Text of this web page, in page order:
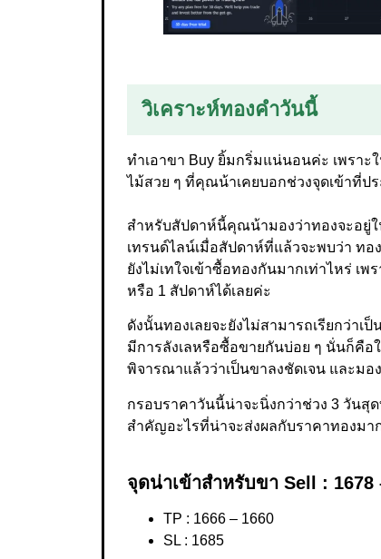
วิเคราะห์ทองคำวันนี้
ทำเอาขา Buy ยิ้มกริ่มแน่นอนค่ะ เพราะ
ไม้สวย ๆ ที่คุณน้าเคยบอกช่วงจุดเข้าที่ป
สำหรับสัปดาห์นี้คุณน้ามองว่าทองจะอยู่ใ
เทรนด์ไลน์เมื่อสัปดาห์ที่แล้วจะพบว่า ทอ
ยังไม่เทใจเข้าซื้อทองกันมากเท่าไหร่ เ
หรือ 1 สัปดาห์ได้เลยค่ะ
ดังนั้นทองเลยจะยังไม่สามารถเรียกว่าเ
มีการลังเลหรือซื้อขายกันบ่อย ๆ นั่นก็คือ
พิจารณาแล้วว่าเป็นขาลงชัดเจน และมอ
กรอบราคาวันนี้น่าจะนิ่งกว่าช่วง 3 วันสุ
สำคัญอะไรที่น่าจะส่งผลกับราคาทองมา
จุดน่าเข้าสำหรับขา Sell : 1678
TP : 1666 – 1660
SL : 1685